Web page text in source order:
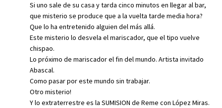
Si uno sale de su casa y tarda cinco minutos en llegar al bar,
que misterio se produce que a la vuelta tarde media hora?
Que lo ha entretenido alguien del más allá.
Este misterio lo desvela el mariscador, que el tipo vuelve
chispao.
Lo próximo de mariscador el fin del mundo. Artista invitado
Abascal.
Como pasar por este mundo sin trabajar.
Otro misterio!
Y lo extraterrestre es la SUMISION de Reme con López Miras.